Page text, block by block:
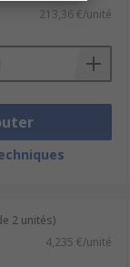
213,36 €/unité
2 unités)
4,235 €/unité